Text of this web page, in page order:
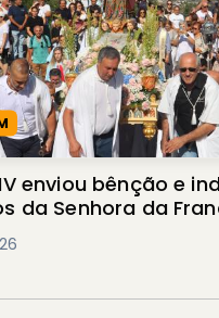
enviou bênção e
da Senhora da